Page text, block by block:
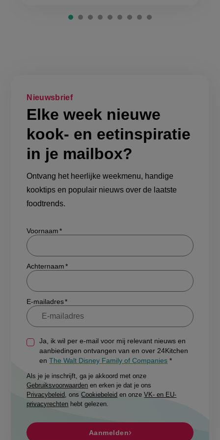
Nieuwsbrief
Elke week nieuwe
kook- en eetinspiratie
in je mailbox?
Ontvang het heerlijke weekmenu, handige
kooktips en populair nieuws over de laatste
foodtrends.
Show/hide
Voornaam
Achternaam
E-mailadres
Ja, ik wil per e-mail voor mij relevant nieuws en
aanbiedingen ontvangen van en over 24Kitchen
enThe Walt Disney Family of Companies
Als je je inschrijft, ga je akkoord met onze
Gebruiksvoorwaarden en erken je dat je ons
Privacybeleid, onsCookiebeleid en onzeVK- en EU-
privacyrechten hebt gelezen.
Aanmelden